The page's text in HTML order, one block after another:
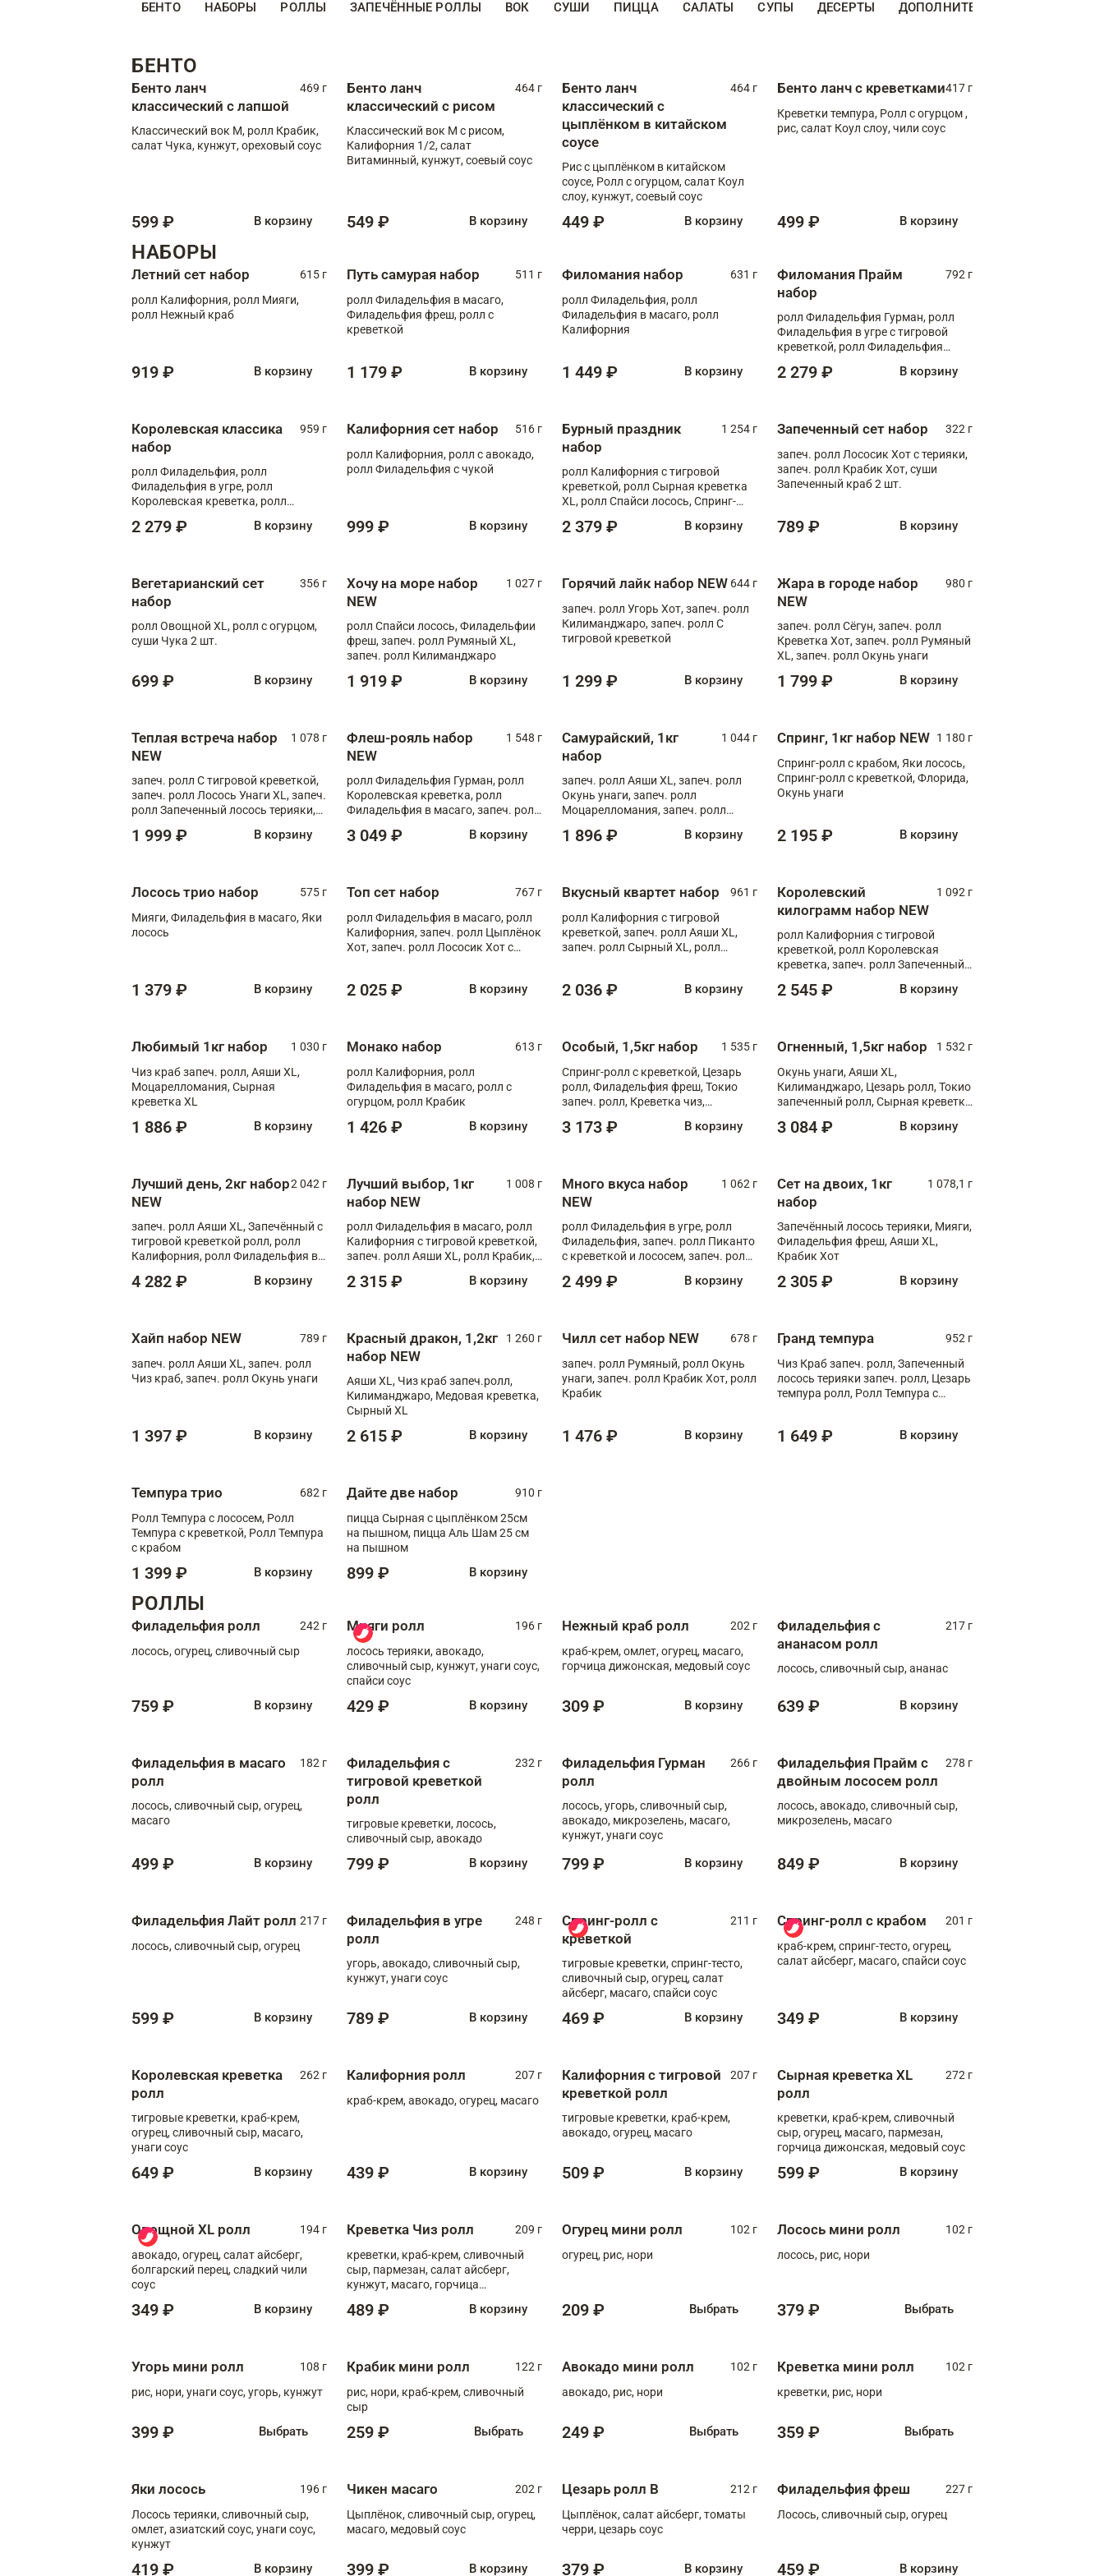
БЕНТО НАБОРЫ РОЛЛЫ ЗАПЕЧЁННЫЕ РОЛЛЫ ВОК СУШИ ПИЦЦА САЛАТЫ СУПЫ ДЕСЕРТЫ ДОПОЛНИТЕЛЬНО
БЕНТО
Бенто ланч
классический с лапшой
469 г
Классический вок М, ролл Крабик,
салат Чука, кунжут, ореховый соус
599 ₽ В корзину
Бенто ланч
классический с рисом
464 г
Классический вок М с рисом,
Калифорния 1/2, салат
Витаминный, кунжут, соевый соус
549 ₽ В корзину
Бенто ланч
классический с
цыплёнком в китайском
соусе
464 г
Рис с цыплёнком в китайском
соусе, Ролл с огурцом, салат Коул
слоу, кунжут, соевый соус
449 ₽ В корзину
Бенто ланч с креветками417 г
Креветки темпура, Ролл с огурцом ,
рис, салат Коул слоу, чили соус
499 ₽ В корзину
НАБОРЫ
Летний сет набор
615 г
ролл Калифорния, ролл Мияги,
ролл Нежный краб
919 ₽ В корзину
Путь самурая набор
511 г
ролл Филадельфия в масаго,
Филадельфия фреш, ролл с
креветкой
1 179 ₽ В корзину
Филомания набор
631 г
ролл Филадельфия, ролл
Филадельфия в масаго, ролл
Калифорния
1 449 ₽ В корзину
Филомания Прайм
набор
792 г
ролл Филадельфия Гурман, ролл
Филадельфия в угре с тигровой
креветкой, ролл Филадельфия
2 279 ₽ В корзину
Королевская классика
набор
959 г
ролл Филадельфия, ролл
Филадельфия в угре, ролл
Королевская креветка, ролл
2 279 ₽ В корзину
Калифорния сет набор
516 г
ролл Калифорния, ролл с авокадо,
ролл Филадельфия с чукой
999 ₽ В корзину
Бурный праздник
набор
1 254 г
ролл Калифорния с тигровой
креветкой, ролл Сырная креветка
XL, ролл Спайси лосось, Спринг-
Медовая креветка
2 379 ₽ В корзину
Запеченный сет набор
322 г
запеч. ролл Лососик Хот с терияки,
запеч. ролл Крабик Хот, суши
Запеченный краб 2 шт.
789 ₽ В корзину
Вегетарианский сет
набор
356 г
ролл Овощной XL, ролл с огурцом,
суши Чука 2 шт.
699 ₽ В корзину
Хочу на море набор
NEW
1 027 г
ролл Спайси лосось, Филадельфии
фреш, запеч. ролл Румяный XL,
запеч. ролл Килиманджаро
1 919 ₽ В корзину
Горячий лайк набор NEW 644 г
запеч. ролл Угорь Хот, запеч. ролл
Килиманджаро, запеч. ролл С
тигровой креветкой
1 299 ₽ В корзину
Жара в городе набор
NEW
980 г
запеч. ролл Сёгун, запеч. ролл
Креветка Хот, запеч. ролл Румяный
XL, запеч. ролл Окунь унаги
1 799 ₽ В корзину
Теплая встреча набор
NEW
1 078 г
запеч. ролл С тигровой креветкой,
запеч. ролл Лосось Унаги XL, запеч.
ролл Запеченный лосось терияки,
1 999 ₽ В корзину
Флеш-рояль набор
NEW
1 548 г
ролл Филадельфия Гурман, ролл
Королевская креветка, ролл
Филадельфия в масаго, запеч. ролл
Тигровая креветка с моцареллой,
3 049 ₽ В корзину
Самурайский, 1кг
набор
1 044 г
запеч. ролл Аяши XL, запеч. ролл
Окунь унаги, запеч. ролл
Моцарелломания, запеч. ролл
1 896 ₽ В корзину
Спринг, 1кг набор NEW 1 180 г
Спринг-ролл с крабом, Яки лосось,
Спринг-ролл с креветкой, Флорида,
Окунь унаги
2 195 ₽ В корзину
Лосось трио набор
575 г
Мияги, Филадельфия в масаго, Яки
лосось
1 379 ₽ В корзину
Топ сет набор
767 г
ролл Филадельфия в масаго, ролл
Калифорния, запеч. ролл Цыплёнок
Хот, запеч. ролл Лососик Хот с
2 025 ₽ В корзину
Вкусный квартет набор
961 г
ролл Калифорния с тигровой
креветкой, запеч. ролл Аяши XL,
запеч. ролл Сырный XL, ролл
2 036 ₽ В корзину
Королевский
килограмм набор NEW
1 092 г
ролл Калифорния с тигровой
креветкой, ролл Королевская
креветка, запеч. ролл Запеченный
XL, запеч. ролл Крабик Хот
2 545 ₽ В корзину
Любимый 1кг набор
1 030 г
Чиз краб запеч. ролл, Аяши XL,
Моцарелломания, Сырная
креветка XL
1 886 ₽ В корзину
Монако набор
613 г
ролл Калифорния, ролл
Филадельфия в масаго, ролл с
огурцом, ролл Крабик
1 426 ₽ В корзину
Особый, 1,5кг набор
1 535 г
Спринг-ролл с креветкой, Цезарь
ролл, Филадельфия фреш, Токио
запеч. ролл, Креветка чиз,
Флорида
3 173 ₽ В корзину
Огненный, 1,5кг набор
1 532 г
Окунь унаги, Аяши XL,
Килиманджаро, Цезарь ролл, Токио
запеченный ролл, Сырная креветка
3 084 ₽ В корзину
Лучший день, 2кг набор
NEW
2 042 г
запеч. ролл Аяши XL, Запечённый с
тигровой креветкой ролл, ролл
Калифорния, ролл Филадельфия в
запеч. ролл Моцарелломания, ролл
4 282 ₽ В корзину
Лучший выбор, 1кг
набор NEW
1 008 г
ролл Филадельфия в масаго, ролл
Калифорния с тигровой креветкой,
запеч. ролл Аяши XL, ролл Крабик,
2 315 ₽ В корзину
Много вкуса набор
NEW
1 062 г
ролл Филадельфия в угре, ролл
Филадельфия, запеч. ролл Пиканто
с креветкой и лососем, запеч. ролл
2 499 ₽ В корзину
Сет на двоих, 1кг
набор
1 078,1 г
Запечённый лосось терияки, Мияги,
Филадельфия фреш, Аяши XL,
Крабик Хот
2 305 ₽ В корзину
Хайп набор NEW
789 г
запеч. ролл Аяши XL, запеч. ролл
Чиз краб, запеч. ролл Окунь унаги
1 397 ₽ В корзину
Красный дракон, 1,2кг
набор NEW
1 260 г
Аяши XL, Чиз краб запеч.ролл,
Килиманджаро, Медовая креветка,
Сырный XL
2 615 ₽ В корзину
Чилл сет набор NEW
678 г
запеч. ролл Румяный, ролл Окунь
унаги, запеч. ролл Крабик Хот, ролл
Крабик
1 476 ₽ В корзину
Гранд темпура
952 г
Чиз Краб запеч. ролл, Запеченный
лосось терияки запеч. ролл, Цезарь
темпура ролл, Ролл Темпура с
1 649 ₽ В корзину
Темпура трио
682 г
Ролл Темпура с лососем, Ролл
Темпура с креветкой, Ролл Темпура
с крабом
1 399 ₽ В корзину
Дайте две набор
910 г
пицца Сырная с цыплёнком 25см
на пышном, пицца Аль Шам 25 см
на пышном
899 ₽ В корзину
РОЛЛЫ
Филадельфия ролл
242 г
лосось, огурец, сливочный сыр
759 ₽ В корзину
Мияги ролл
196 г
лосось терияки, авокадо,
сливочный сыр, кунжут, унаги соус,
спайси соус
429 ₽ В корзину
Нежный краб ролл
202 г
краб-крем, омлет, огурец, масаго,
горчица дижонская, медовый соус
309 ₽ В корзину
Филадельфия с
ананасом ролл
217 г
лосось, сливочный сыр, ананас
639 ₽ В корзину
Филадельфия в масаго
ролл
182 г
лосось, сливочный сыр, огурец,
масаго
499 ₽ В корзину
Филадельфия с
тигровой креветкой
ролл
232 г
тигровые креветки, лосось,
сливочный сыр, авокадо
799 ₽ В корзину
Филадельфия Гурман
ролл
266 г
лосось, угорь, сливочный сыр,
авокадо, микрозелень, масаго,
кунжут, унаги соус
799 ₽ В корзину
Филадельфия Прайм с
двойным лососем ролл
278 г
лосось, авокадо, сливочный сыр,
микрозелень, масаго
849 ₽ В корзину
Филадельфия Лайт ролл 217 г
лосось, сливочный сыр, огурец
599 ₽ В корзину
Филадельфия в угре
ролл
248 г
угорь, авокадо, сливочный сыр,
кунжут, унаги соус
789 ₽ В корзину
Спринг-ролл с
креветкой
211 г
тигровые креветки, спринг-тесто,
сливочный сыр, огурец, салат
айсберг, масаго, спайси соус
469 ₽ В корзину
Спринг-ролл с крабом
201 г
краб-крем, спринг-тесто, огурец,
салат айсберг, масаго, спайси соус
349 ₽ В корзину
Королевская креветка
ролл
262 г
тигровые креветки, краб-крем,
огурец, сливочный сыр, масаго,
унаги соус
649 ₽ В корзину
Калифорния ролл
207 г
краб-крем, авокадо, огурец, масаго
439 ₽ В корзину
Калифорния с тигровой
креветкой ролл
207 г
тигровые креветки, краб-крем,
авокадо, огурец, масаго
509 ₽ В корзину
Сырная креветка XL
ролл
272 г
креветки, краб-крем, сливочный
сыр, огурец, масаго, пармезан,
горчица дижонская, медовый соус
599 ₽ В корзину
Овощной XL ролл
194 г
авокадо, огурец, салат айсберг,
болгарский перец, сладкий чили
соус
349 ₽ В корзину
Креветка Чиз ролл
209 г
креветки, краб-крем, сливочный
сыр, пармезан, салат айсберг,
кунжут, масаго, горчица
489 ₽ В корзину
Огурец мини ролл
102 г
огурец, рис, нори
209 ₽ Выбрать
Лосось мини ролл
102 г
лосось, рис, нори
379 ₽ Выбрать
Угорь мини ролл
108 г
рис, нори, унаги соус, угорь, кунжут
399 ₽ Выбрать
Крабик мини ролл
122 г
рис, нори, краб-крем, сливочный
сыр
259 ₽ Выбрать
Авокадо мини ролл
102 г
авокадо, рис, нори
249 ₽ Выбрать
Креветка мини ролл
102 г
креветки, рис, нори
359 ₽ Выбрать
Яки лосось
196 г
Лосось терияки, сливочный сыр,
омлет, азиатский соус, унаги соус,
кунжут
419 ₽ В корзину
Чикен масаго
202 г
Цыплёнок, сливочный сыр, огурец,
масаго, медовый соус
399 ₽ В корзину
Цезарь ролл В
212 г
Цыплёнок, салат айсберг, томаты
черри, цезарь соус
379 ₽ В корзину
Филадельфия фреш
227 г
Лосось, сливочный сыр, огурец
459 ₽ В корзину